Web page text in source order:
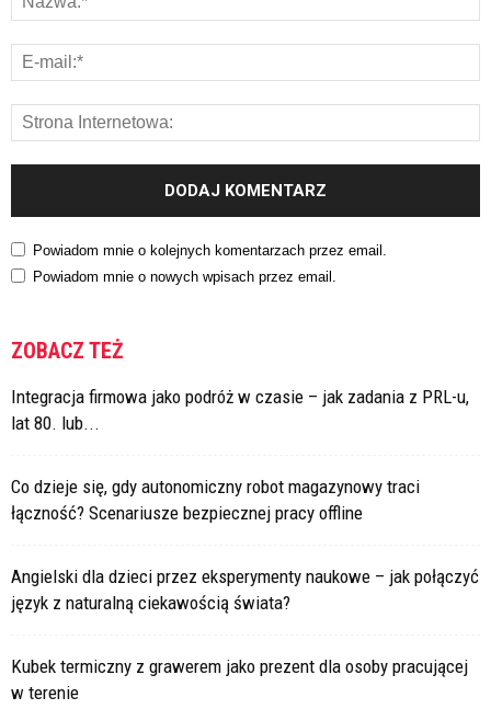
Powiadom mnie o kolejnych komentarzach przez email.
Powiadom mnie o nowych wpisach przez email.
ZOBACZ TEŻ
Integracja firmowa jako podróż w czasie – jak zadania z PRL-u,
lat 80. lub...
Co dzieje się, gdy autonomiczny robot magazynowy traci
łączność? Scenariusze bezpiecznej pracy offline
Angielski dla dzieci przez eksperymenty naukowe – jak połączyć
język z naturalną ciekawością świata?
Kubek termiczny z grawerem jako prezent dla osoby pracującej
w terenie